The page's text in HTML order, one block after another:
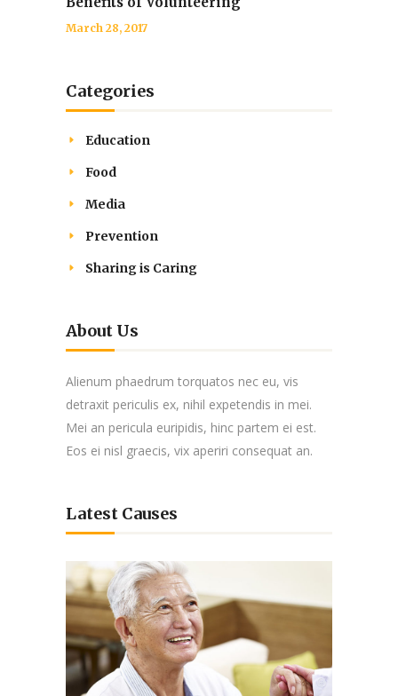
March 28, 2017
Categories
Education
Food
Media
Prevention
Sharing is Caring
About Us
Alienum phaedrum torquatos nec eu, vis
detraxit periculis ex, nihil expetendis in mei.
Mei an pericula euripidis, hinc partem ei est.
Eos ei nisl graecis, vix aperiri consequat an.
Latest Causes